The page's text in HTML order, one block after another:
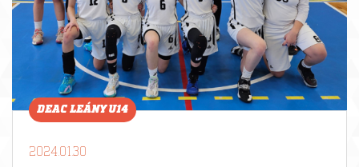
DEAC LEÁNY U14
2024.01.30